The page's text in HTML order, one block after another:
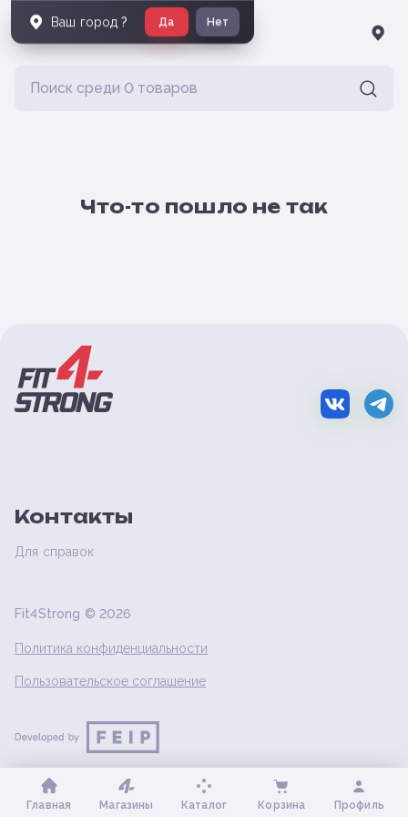
Что-то пошло не так
Контакты
Для справок
Fit4Strong © 2026
Политика конфиденциальности
Пользовательское соглашение
Главная Магазины Каталог Корзина Профиль
Ваш город ? Да Нет